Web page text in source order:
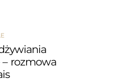
rozmowa